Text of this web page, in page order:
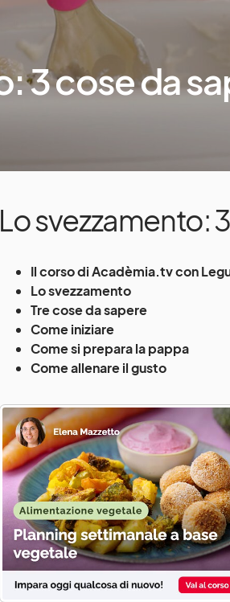
3 cose da
Lo svezzamento:
Il corso di Acadèmia.tv con
Lo svezzamento
Tre cose da sapere
Come iniziare
Come si prepara la pappa
Come allenare il gusto